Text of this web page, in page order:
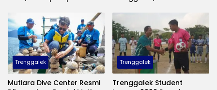
Anak Kurang Mampu
Trenggalek
Mutiara Dive Center Resmi
Trenggalek
Trenggalek Student